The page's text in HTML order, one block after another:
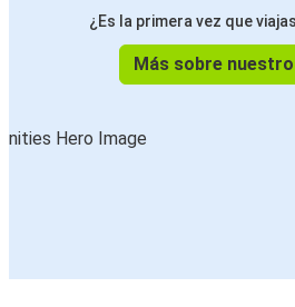
¿Es la primera vez que
Más sobre